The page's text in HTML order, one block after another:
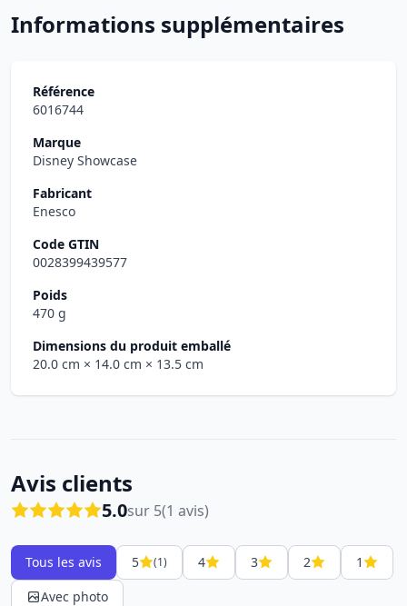
Informations supplémentaires
Référence
6016744
Marque
Disney Showcase
Fabricant
Enesco
Code GTIN
0028399439577
Poids
470 g
Dimensions du produit emballé
20.0 cm × 14.0 cm × 13.5 cm
Avis clients
5.0sur 5(1 avis)
Tous les avis 5 (1) 4 3 2
1
Avec photo